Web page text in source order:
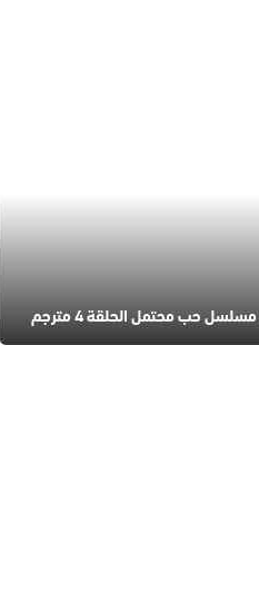
مسلسل حب محتمل الحلقة 4 مترجم